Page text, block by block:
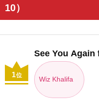
10）
See You Again
Wiz Khalifa
1位